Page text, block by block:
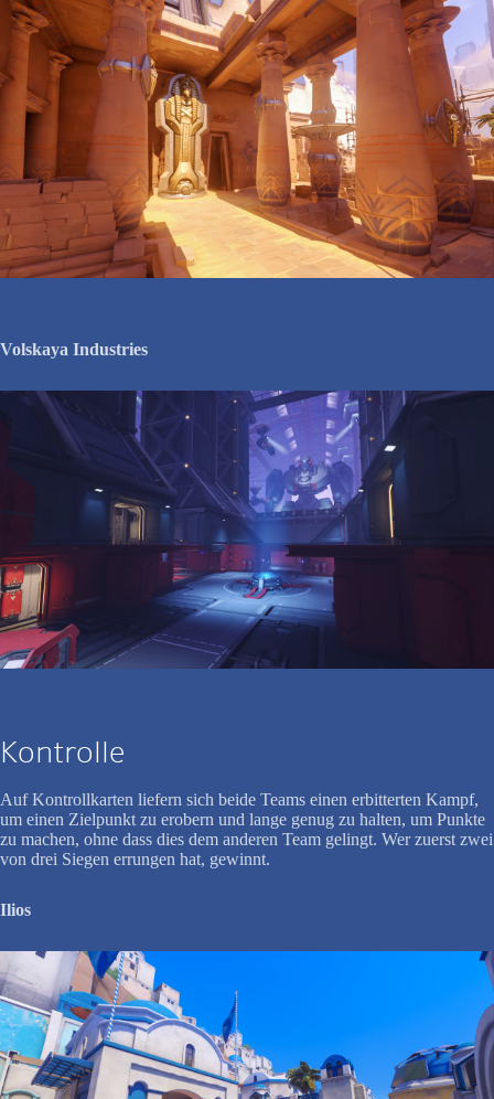
Volskaya Industries
Kontrolle
Auf Kontrollkarten liefern sich beide Teams einen erbitterten Kampf,
um einen Zielpunkt zu erobern und lange genug zu halten, um Punkte
zu machen, ohne dass dies dem anderen Team gelingt. Wer zuerst zwei
von drei Siegen errungen hat, gewinnt.
Ilios